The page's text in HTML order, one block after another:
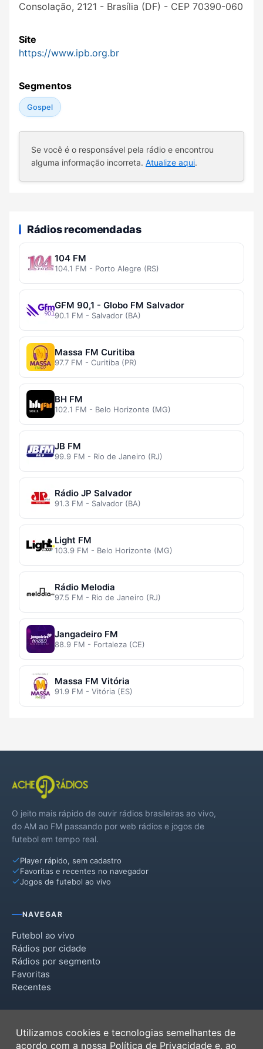
Consolação, 2121 - Brasília (DF) - CEP 70390-060
Site
https://www.ipb.org.br
Segmentos
Gospel
Se você é o responsável pela rádio e encontrou
alguma informação incorreta. Atualize aqui.
Rádios recomendadas
104 FM
104.1 FM - Porto Alegre (RS)
GFM 90,1 - Globo FM Salvador
90.1 FM - Salvador (BA)
Massa FM Curitiba
97.7 FM - Curitiba (PR)
BH FM
102.1 FM - Belo Horizonte (MG)
JB FM
99.9 FM - Rio de Janeiro (RJ)
Rádio JP Salvador
91.3 FM - Salvador (BA)
Light FM
103.9 FM - Belo Horizonte (MG)
Rádio Melodia
97.5 FM - Rio de Janeiro (RJ)
Jangadeiro FM
88.9 FM - Fortaleza (CE)
Massa FM Vitória
91.9 FM - Vitória (ES)
O jeito mais rápido de ouvir rádios brasileiras ao vivo,
do AM ao FM passando por web rádios e jogos de
futebol em tempo real.
Player rápido, sem cadastro
Favoritas e recentes no navegador
Jogos de futebol ao vivo
NAVEGAR
Futebol ao vivo
Rádios por cidade
Rádios por segmento
Favoritas
Recentes
Termos de Uso
Utilizamos cookies e tecnologias semelhantes de
acordo com a nossa Política de Privacidade e, ao